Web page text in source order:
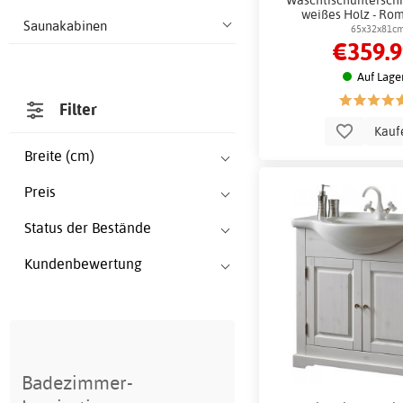
Saunakabinen
Filter
Breite (cm)
Preis
Status der Bestände
Kundenbewertung
Badezimmer-
weißes Holz -
Auf